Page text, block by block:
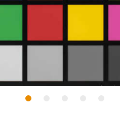
化粧品メーカー
1